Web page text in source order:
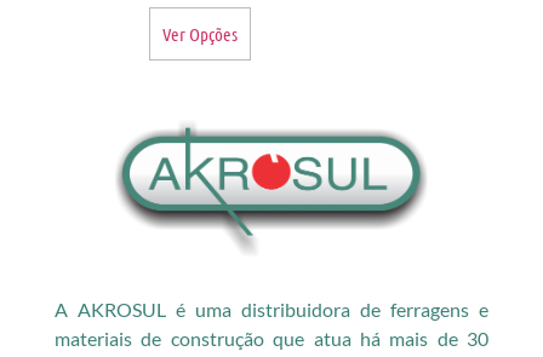
Ver Opções
A AKROSUL é uma distribuidora de ferragens e
materiais de construção que atua há mais de 30